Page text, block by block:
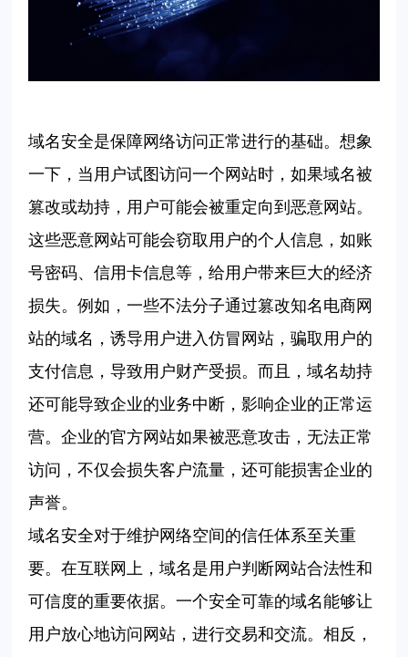
域名安全是保障网络访问正常进行的基础。想象
一下，当用户试图访问一个网站时，如果域名被
篡改或劫持，用户可能会被重定向到恶意网站。
这些恶意网站可能会窃取用户的个人信息，如账
号密码、信用卡信息等，给用户带来巨大的经济
损失。例如，一些不法分子通过篡改知名电商网
站的域名，诱导用户进入仿冒网站，骗取用户的
支付信息，导致用户财产受损。而且，域名劫持
还可能导致企业的业务中断，影响企业的正常运
营。企业的官方网站如果被恶意攻击，无法正常
访问，不仅会损失客户流量，还可能损害企业的
声誉。
域名安全对于维护网络空间的信任体系至关重
要。在互联网上，域名是用户判断网站合法性和
可信度的重要依据。一个安全可靠的域名能够让
用户放心地访问网站，进行交易和交流。相反，